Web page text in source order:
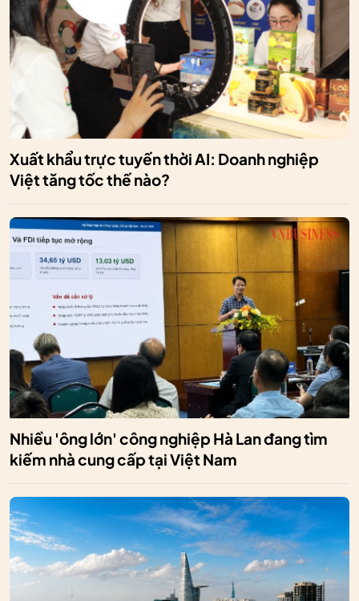
Xuất khẩu trực tuyến thời AI: Doanh nghiệp
Việt tăng tốc thế nào?
Nhiều 'ông lớn' công nghiệp Hà Lan đang tìm
kiếm nhà cung cấp tại Việt Nam